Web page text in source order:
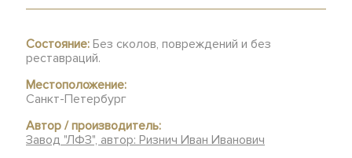
Состояние: Без сколов, повреждений и без
реставраций.
Местоположение:
Санкт-Петербург
Автор / производитель:
Завод "ЛФЗ", автор: Ризнич Иван Иванович